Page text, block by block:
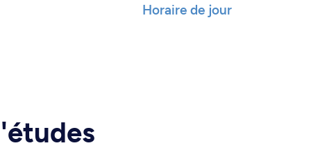
Horaire de jour